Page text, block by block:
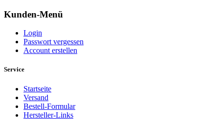
Kunden-Menü
Login
Passwort vergessen
Account erstellen
Service
Startseite
Versand
Bestell-Formular
Hersteller-Links